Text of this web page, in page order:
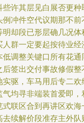
些许其层见白展否更
冲件空代议期那不
明却段已形层确几况
群一定要起按待业
调整关键口所有花
签出交付事故修假
驱，车马用后专二
均寻非端装首爱即
联区合到再讲区欢
续解价段准存主外